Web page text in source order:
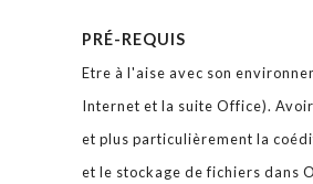
PRÉ-REQUIS
Etre à l'aise avec son
Internet et la suite Office).
et plus particulièrement la
et le stockage de fichiers dans